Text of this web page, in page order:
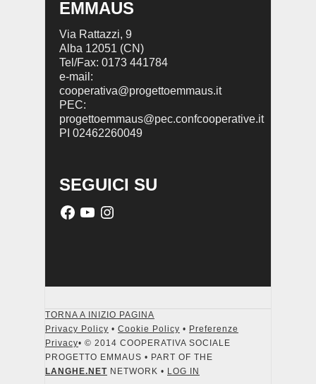
EMMAUS
Via Rattazzi, 9
Alba 12051 (CN)
Tel/Fax: 0173 441784
e-mail:
cooperativa@progettoemmaus.it
PEC:
progettoemmaus@pec.confcooperative.it
PI 02462260049
SEGUICI SU
TORNA A INIZIO PAGINA
Privacy Policy • Cookie Policy • Preferenze
Privacy• © 2014 COOPERATIVA SOCIALE
PROGETTO EMMAUS • PART OF THE
LANGHE.NET NETWORK • LOG IN